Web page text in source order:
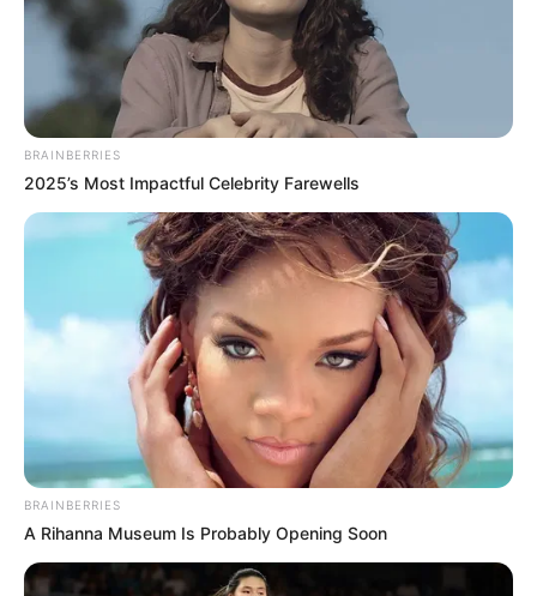
Jadwal Tayang: Setiap Jumat – Minggu
BRAINBERRIES
2025’s Most Impactful Celebrity Farewells
BRAINBERRIES
A Rihanna Museum Is Probably Opening Soon